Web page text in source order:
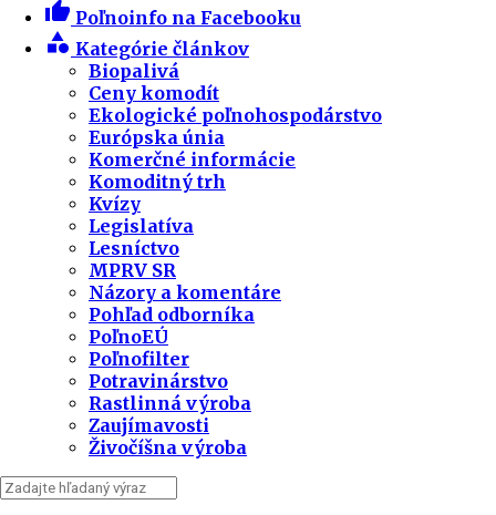
thumb_up Poľnoinfo na Facebooku
category Kategórie článkov
Biopalivá
Ceny komodít
Ekologické poľnohospodárstvo
Európska únia
Komerčné informácie
Komoditný trh
Kvízy
Legislatíva
Lesníctvo
MPRV SR
Názory a komentáre
Pohľad odborníka
PoľnoEÚ
Poľnofilter
Potravinárstvo
Rastlinná výroba
Zaujímavosti
Živočíšna výroba